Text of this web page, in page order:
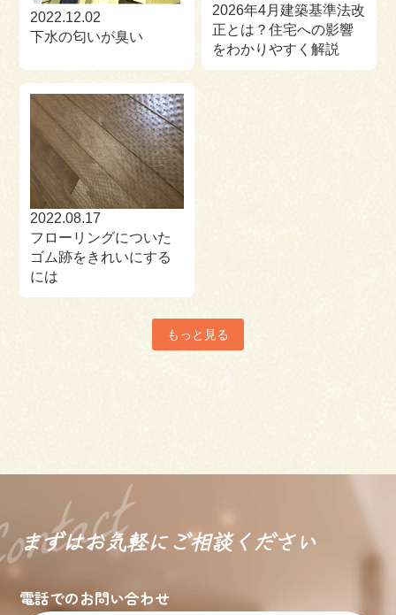
2022.12.02
下水の匂いが臭い
2026年4月建築基準法改
正とは？住宅への影響
をわかりやすく解説
2022.08.17
フローリングについた
ゴム跡をきれいにする
には
もっと見る
まずはお気軽にご相談ください
電話でのお問い合わせ